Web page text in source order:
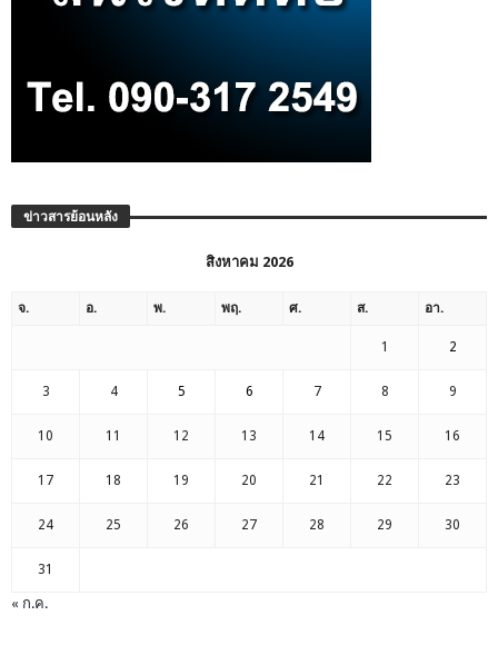
ข่าวสารย้อนหลัง
สิงหาคม 2026
จ. อ. พ. พฤ. ศ. ส. อา.
1 2
3 4 5 6 7 8 9
10 11 12 13 14 15 16
17 18 19 20 21 22 23
24 25 26 27 28 29 30
31
« ก.ค.